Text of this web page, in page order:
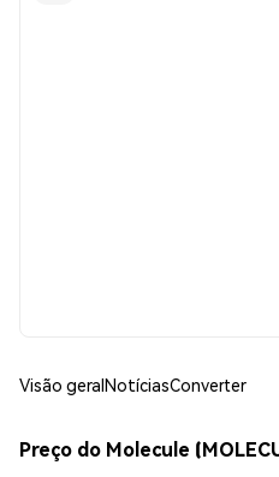
Visão geralNotíciasConverter
Preço do Molecule